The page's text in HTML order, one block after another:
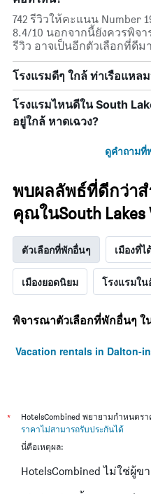
742 รีวิวให้คะแนน Number
8.4/10 นอกจากนี้ยังควรพิจ
รีวิว อาจเป็นอีกตัวเลือกที่ดี
โรงแรมดีๆ ใกล้ ท่าเรือแหล
โรงแรมไหนดีใน South
อยู่ใกล้ หาดเฉวง?
ดูคำถาม
พบผลลัพธ์ที่ดีกว่าส
คุณในSouth Lakes
ตัวเลือกที่พักอื่นๆ เมืองที่
เมืองยอดนิยม โรงแรมใน
พิจารณาตัวเลือกที่พักอื่นๆ
Vacation rentals in Dalton-
*
HotelsCombined พยายามกำหนดร
ราคาไม่สามารถรับประกันได้
นี่คือเหตุผล:
HotelsCombined ไม่ใช่ผู้ข